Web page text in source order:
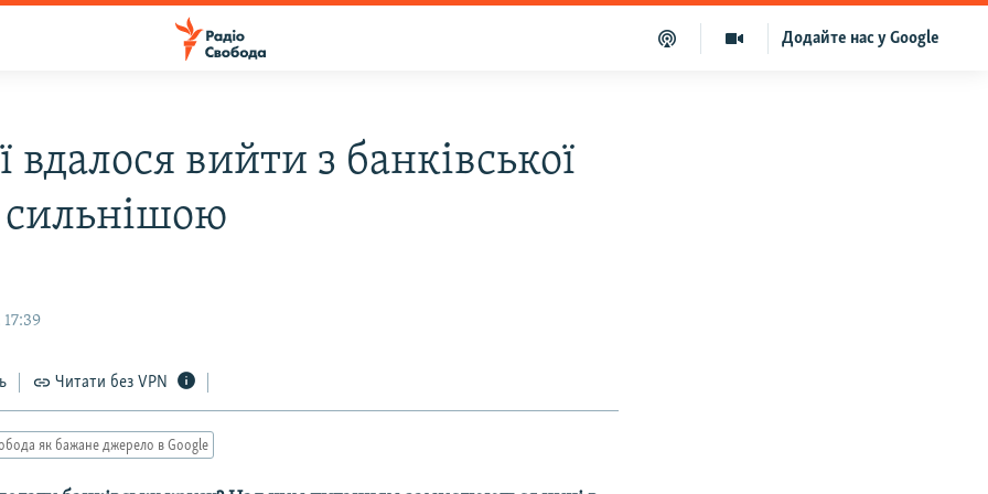
Додайте нас у Google
вдалося вийти з банківської
Читати без VPN
як бажане джерело в Google